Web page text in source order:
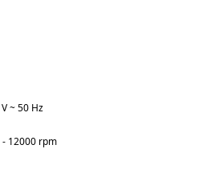
~ 50 Hz
- 12000 rpm